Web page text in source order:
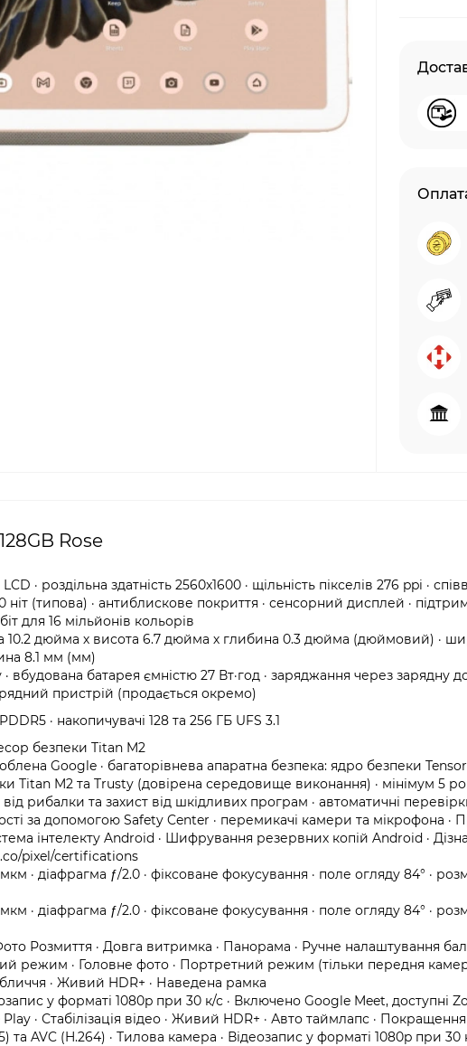
Rose
· роздільна здатність 2560x1600 · щільність пікселів 276 ppi ·
ніт (типова) · антиблискове покриття · сенсорний дисплей ·
для 16 мільйонів кольорів
10.2 дюйма х висота 6.7 дюйма х глибина 0.3 дюйма (дюймовий) ·
8.1 мм (мм)
· вбудована батарея ємністю 27 Вт·год · заряджання через зарядну
пристрій (продається окремо)
· накопичувачі 128 та 256 ГБ UFS 3.1
безпеки Titan M2
Google · багаторівнева апаратна безпека: ядро безпеки
Titan M2 та Trusty (довірена середовище виконання) · мінімум 5
рибалки та захист від шкідливих програм · автоматичні
за допомогою Safety Center · перемикачі камери та мікрофона ·
інтелекту Android · Шифрування резервних копій Android ·
pixel/certifications
· діафрагма ƒ/2.0 · фіксоване фокусування · поле огляду 84° ·
· діафрагма ƒ/2.0 · фіксоване фокусування · поле огляду 84° ·
Розмиття · Довга витримка · Панорама · Ручне налаштування
режим · Головне фото · Портретний режим (тільки передня
· Живий HDR+ · Наведена рамка
у форматі 1080p при 30 к/с · Включено Google Meet, доступні
· Стабілізація відео · Живий HDR+ · Авто таймлапс ·
та AVC (H.264) · Тилова камера · Відеозапис у форматі 1080p при 30